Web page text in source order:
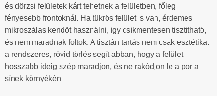
és dörzsi felületek kárt tehetnek a felületben, főleg
fényesebb frontoknál. Ha tükrös felület is van, érdemes
mikroszálas kendőt használni, így csíkmentesen tisztítható,
és nem maradnak foltok. A tisztán tartás nem csak esztétika:
a rendszeres, rövid törlés segít abban, hogy a felület
hosszabb ideig szép maradjon, és ne rakódjon le a por a
sínek környékén.